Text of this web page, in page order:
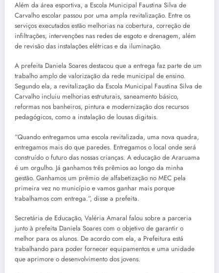
Além da área esportiva, a Escola Municipal Faustina Silva de
Carvalho escolar passou por uma ampla revitalização. Entre os
serviços executados estão melhorias na cobertura, correção de
infiltrações, intervenções nas redes de esgoto e drenagem, além
de revisão das instalações elétricas e da iluminação.
A prefeita Daniela Soares destacou que a entrega faz parte de um
trabalho amplo de valorização da rede municipal de ensino.
Segundo ela, a revitalização da Escola Municipal Faustina Silva de
Carvalho incluiu melhorias estruturais, saneamento básico,
reformas nos banheiros, pintura e modernização dos recursos
pedagógicos, como a instalação de lousas digitais.
“Quando entregamos uma escola revitalizada, uma nova quadra,
entregamos mais do que paredes. Entregamos o local onde será
construído o futuro das nossas crianças. A educação de Araruama
é um orgulho. Já ganhamos três prêmios ao longo da minha
gestão. Ganhamos um prêmio de alfabetização no MEC pela
primeira vez no município e vamos ganhar mais porque
trabalhamos com entrega.”, disse a prefeita.
Secretária de Educação, Valéria Amaral falou sobre a parceria
junto à prefeita Daniela Soares com o objetivo de garantir o
melhor para os alunos. De acordo com ela, a Prefeitura está
trabalhando para poder fornecer equipamentos e uma unidade
que aprimore o desenvolvimento dos jovens.